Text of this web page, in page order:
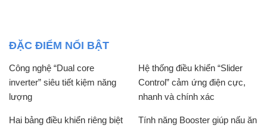
ĐẶC ĐIỂM NỔI BẬT
Công nghệ “Dual core
inverter” siêu tiết kiệm năng
lượng
Hệ thống điều khiển “Slider
Control” cảm ứng điện cực,
nhanh và chính xác
Hai bảng điều khiển riêng biệt
Tính năng Booster giúp nấu ăn